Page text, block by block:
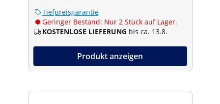
Tiefpreisgarantie
Geringer Bestand: Nur 2 Stück auf Lager.
KOSTENLOSE LIEFERUNG bis ca. 13.8.
Produkt anzeigen